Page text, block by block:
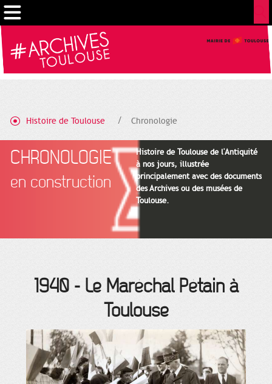
Histoire de Toulouse Chronologie
CHRONOLOGIE
en construction
Histoire de Toulouse de l'Antiquité
à nos jours, illustrée
principalement avec des documents
des Archives ou des musées de
Toulouse.
1940- Le Maréchal Pétain à
Toulouse
Cookies management panel